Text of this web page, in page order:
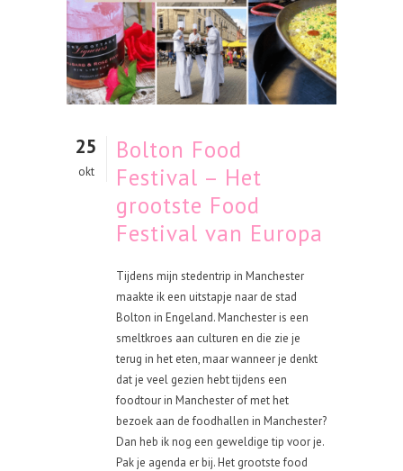
25
okt
Bolton Food
Festival – Het
grootste Food
Festival van Europa
Tijdens mijn stedentrip in Manchester
maakte ik een uitstapje naar de stad
Bolton in Engeland. Manchester is een
smeltkroes aan culturen en die zie je
terug in het eten, maar wanneer je denkt
dat je veel gezien hebt tijdens een
foodtour in Manchester of met het
bezoek aan de foodhallen in Manchester?
Dan heb ik nog een geweldige tip voor je.
Pak je agenda er bij. Het grootste food